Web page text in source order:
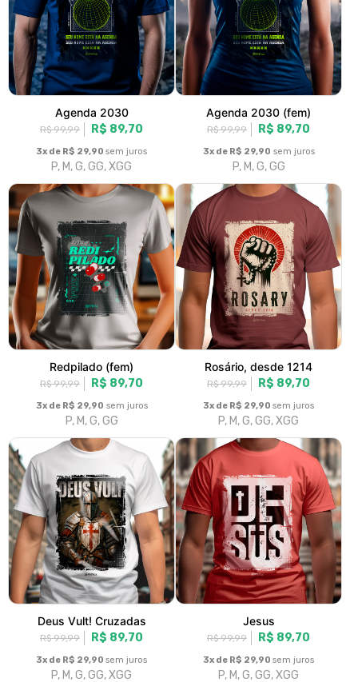
Redpilado (fem)
R$ 99,99 R$ 89,70
3x de R$ 29,90sem juros
P, M, G, GG
Rosário, desde 1214
R$ 99,99 R$ 89,70
3x de R$ 29,90sem juros
P, M, G, GG, XGG
Deus Vult! Cruzadas
R$ 99,99 R$ 89,70
3x de R$ 29,90 sem juros
P, M, G, GG, XGG
Jesus
R$ 99,99 R$ 89,70
3x de R$ 29,90sem juros
P, M, G, GG, XGG
|< « 1 2 3 4 5 6 7 8
Fale conoscoTrocas / DevoluçõesRastrear Pedido
Política de Troca e DevoluçãoDenuncie o Uso Ilegal de Marcas
Sobre nós
A loja oficial do PHVox. Vista-se com estilo e personalidade.
Contato: 11 99300-4822
© Dados do vendedor: CNPJ 39.582.132/0001-04